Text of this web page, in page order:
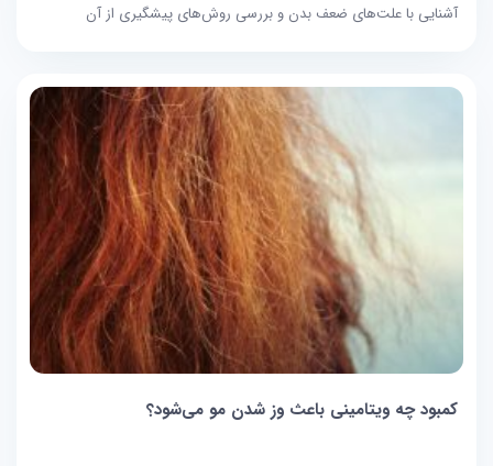
آشنایی با علت‌‌های ضعف بدن و بررسی روش‌های پیشگیری از آن‌
کمبود چه ویتامینی باعث وز شدن مو می‌شود؟